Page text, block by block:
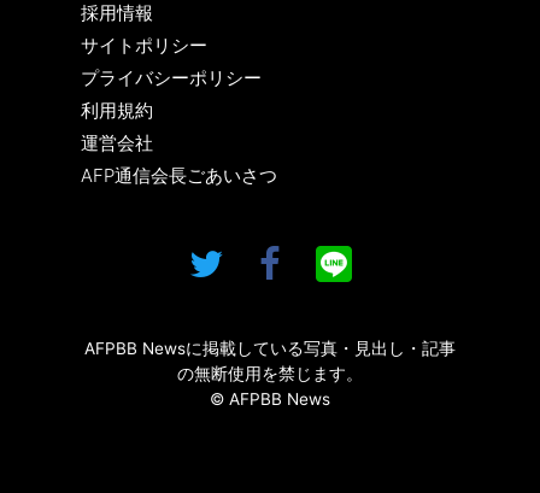
採用情報
サイトポリシー
プライバシーポリシー
利用規約
運営会社
AFP通信会長ごあいさつ
AFPBB Newsに掲載している写真・見出し・記事
の無断使用を禁じます。
© AFPBB News